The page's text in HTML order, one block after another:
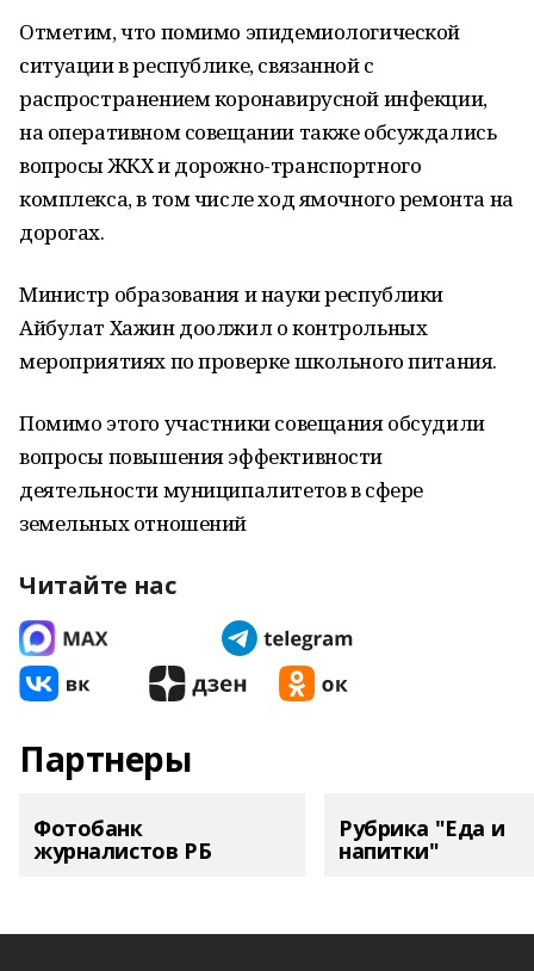
Отметим, что помимо эпидемиологической
ситуации в республике, связанной с
распространением коронавирусной инфекции,
на оперативном совещании также обсуждались
вопросы ЖКХ и дорожно-транспортного
комплекса, в том числе ход ямочного ремонта на
дорогах.
Министр образования и науки республики
Айбулат Хажин доолжил о контрольных
мероприятиях по проверке школьного питания.
Помимо этого участники совещания обсудили
вопросы повышения эффективности
деятельности муниципалитетов в сфере
земельных отношений
Читайте нас
Партнеры
Фотобанк
журналистов РБ
Рубрика "Еда и
напитки"